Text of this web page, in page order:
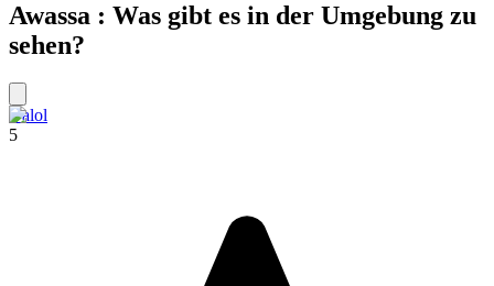
Awassa : Was gibt es in der Umgebung zu
sehen?
Dalol
5